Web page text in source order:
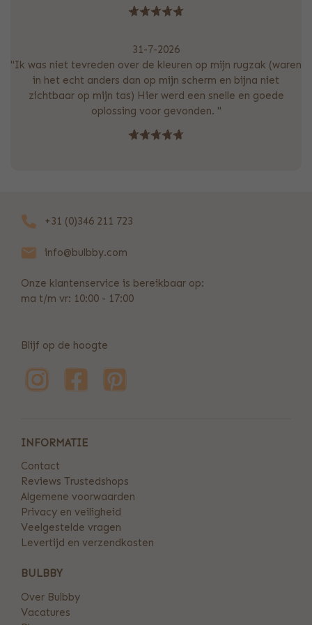
31-7-2026
"Ik was niet tevreden over de kleuren op mijn rugzak (waren
in het echt anders dan op mijn scherm en bijna niet
zichtbaar op mijn tas) Hier werd een snelle en goede
oplossing voor gevonden. "
+31 (0)346 211 723
info@bulbby.com
Onze klantenservice is bereikbaar op:
ma t/m vr: 10:00 - 17:00
Blijf op de hoogte
INFORMATIE
Contact
Reviews Trustedshops
Algemene voorwaarden
Privacy en veiligheid
Veelgestelde vragen
Levertijd en verzendkosten
BULBBY
Over Bulbby
Vacatures